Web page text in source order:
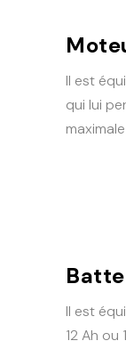
Il est
qui lui
Il est
12 Ah